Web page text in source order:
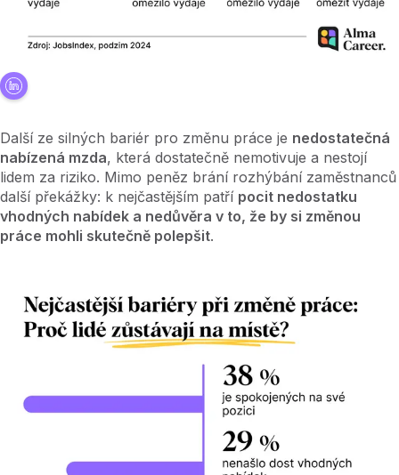
Další ze silných bariér pro změnu práce je nedostatečná
nabízená mzda, která dostatečně nemotivuje a nestojí
lidem za riziko. Mimo peněz brání rozhýbání zaměstnanců
další překážky: k nejčastějším patří pocit nedostatku
vhodných nabídek a nedůvěra v to, že by si změnou
práce mohli skutečně polepšit.